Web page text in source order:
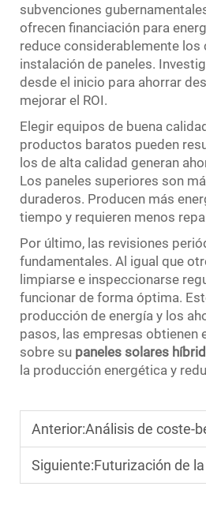
subvenciones
ofrecen financiación para
reduce considerablemente los
instalación de paneles.
desde el inicio para ahorrar
mejorar el ROI.
Elegir equipos de buena
productos baratos pueden
los de alta calidad generan
Los paneles superiores son
duraderos. Producen más
tiempo y requieren menos
Por último, las revisiones
fundamentales. Al igual que
limpiarse e inspeccionarse
funcionar de forma óptima.
producción de energía y los
pasos, las empresas obtienen
sobre su paneles solares
la producción energética y
Anterior:Análisis de coste-beneficio de la elección
Siguiente:Futurización de la